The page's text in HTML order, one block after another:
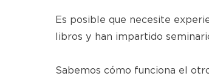
Es posible que necesite
libros y han impartido
Sabemos cómo funciona el